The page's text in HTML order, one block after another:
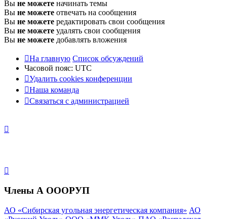
Вы не можете начинать темы
Вы не можете отвечать на сообщения
Вы не можете редактировать свои сообщения
Вы не можете удалять свои сообщения
Вы не можете добавлять вложения
На главную Список обсуждений
Часовой пояс: UTC
Удалить cookies конференции
Наша команда
Связаться с администрацией
Члены А ОООРУП
АО «Сибирская угольная энергетическая компания» АО